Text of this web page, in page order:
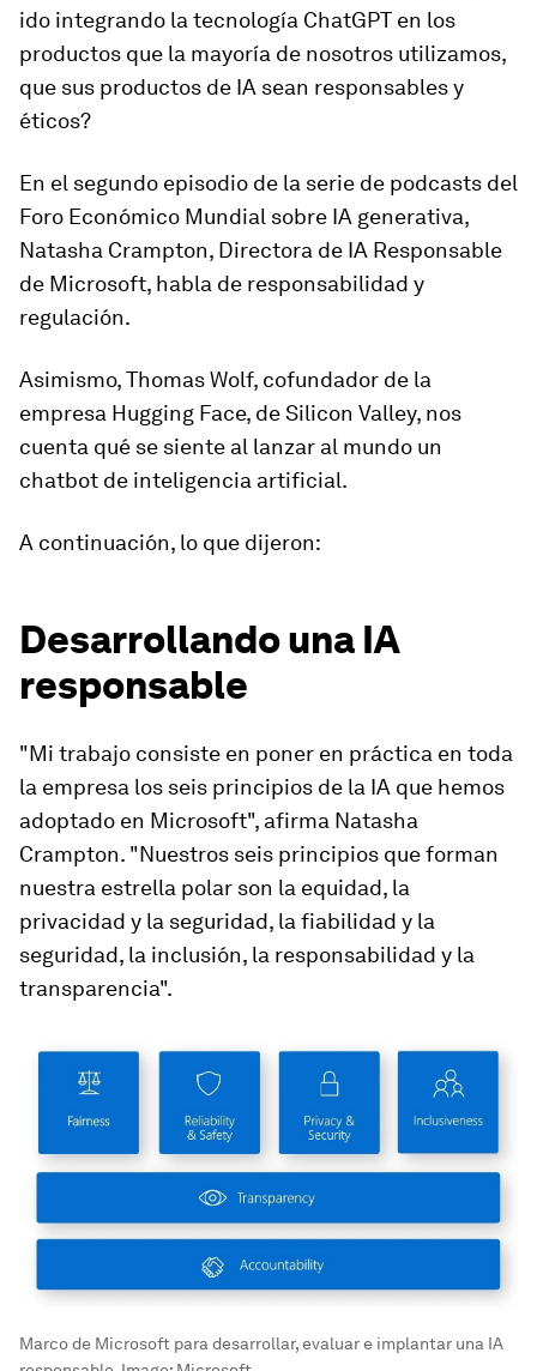
ido integrando la tecnología ChatGPT en los
productos que la mayoría de nosotros utilizamos,
que sus productos de IA sean responsables y
éticos?
En el segundo episodio de la serie de podcasts del
Foro Económico Mundial sobre IA generativa,
Natasha Crampton, Directora de IA Responsable
de Microsoft, habla de responsabilidad y
regulación.
Asimismo, Thomas Wolf, cofundador de la
empresa Hugging Face, de Silicon Valley, nos
cuenta qué se siente al lanzar al mundo un
chatbot de inteligencia artificial.
A continuación, lo que dijeron:
Desarrollando una IA
responsable
"Mi trabajo consiste en poner en práctica en toda
la empresa los seis principios de la IA que hemos
adoptado en Microsoft", afirma Natasha
Crampton. "Nuestros seis principios que forman
nuestra estrella polar son la equidad, la
privacidad y la seguridad, la fiabilidad y la
seguridad, la inclusión, la responsabilidad y la
transparencia".
Marco de Microsoft para desarrollar, evaluar e implantar una IA